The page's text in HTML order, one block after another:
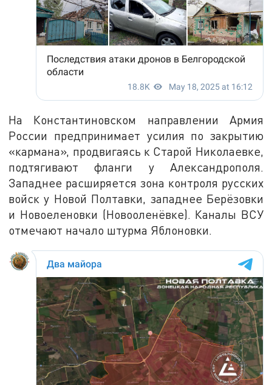
На Константиновском направлении Армия
России предпринимает усилия по закрытию
«кармана», продвигаясь к Старой Николаевке,
подтягивают фланги у Александрополя.
Западнее расширяется зона контроля русских
войск у Новой Полтавки, западнее Берёзовки
и Новоеленовки (Новооленёвке). Каналы ВСУ
отмечают начало штурма Яблоновки.